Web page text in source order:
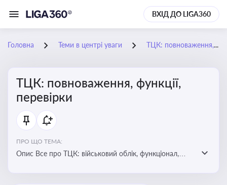
ВХІД ДО LIGA360
Головна Теми в центрі уваги ТЦК: повноваження, функції, перевірки
ТЦК: повноваження, функції,
перевірки
ПРО ЩО ТЕМА:
Опис Все про ТЦК: військовий облік, функціонал,